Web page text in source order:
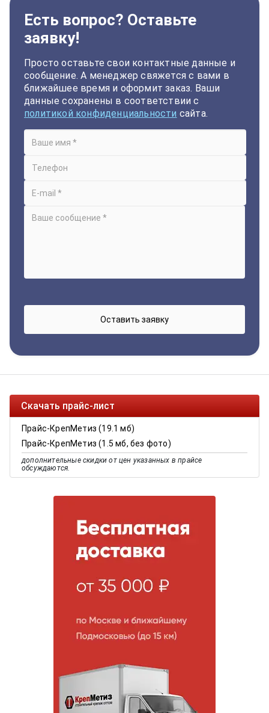
Есть вопрос? Оставьте
заявку!
Просто оставьте свои контактные данные и
сообщение. А менеджер свяжется с вами в
ближайшее время и оформит заказ. Ваши
данные сохранены в соответствии с
политикой конфиденциальности сайта.
Скачать прайс-лист
Прайс-КрепМетиз (19.1 мб)
Прайс-КрепМетиз (1.5 мб, без фото)
дополнительные скидки от цен указанных в прайсе
обсуждаются.